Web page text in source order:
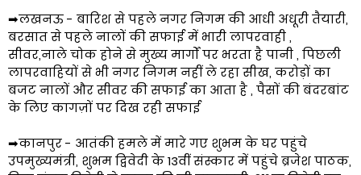
➡लखनऊ - बारिश से पहले नगर निगम की आधी अधूरी तैयारी,
बरसात से पहले नालों की सफाई में भारी लापरवाही ,
सीवर,नाले चोक होने से मुख्य मार्गों पर भरता है पानी , पिछली
लापरवाहियों से भी नगर निगम नहीं ले रहा सीख, करोड़ों का
बजट नालों और सीवर की सफाई का आता है , पैसों की बंदरबांट
के लिए कागज़ों पर दिख रही सफाई
➡कानपुर - आतंकी हमले में मारे गए शुभम के घर पहुंचे
उपमुख्यमंत्री, शुभम द्विवेदी के 13वीं संस्कार में पहुंचे ब्रजेश पाठक,